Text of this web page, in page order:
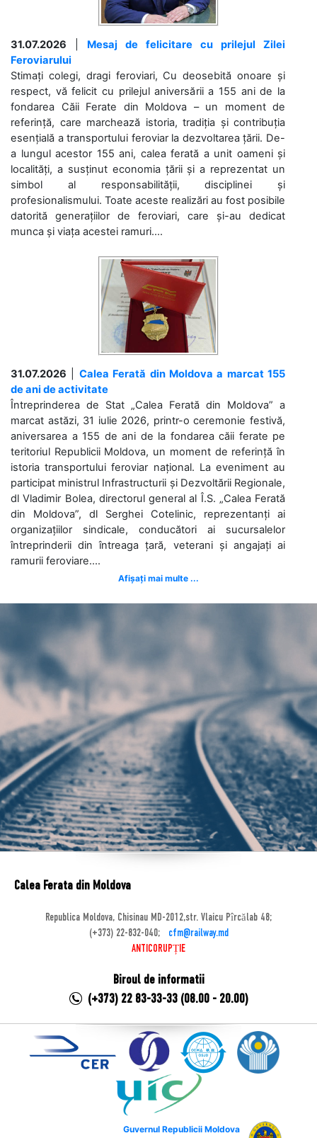
31.07.2026
Mesaj de felicitare cu prilejul Zilei
Feroviarului
Stimați colegi, dragi feroviari, Cu deosebită onoare și
respect, vă felicit cu prilejul aniversării a 155 ani de la
fondarea Căii Ferate din Moldova – un moment de
referință, care marchează istoria, tradiția și contribuția
esențială a transportului feroviar la dezvoltarea țării. De-
a lungul acestor 155 ani, calea ferată a unit oameni și
localități, a susținut economia țării și a reprezentat un
simbol al responsabilității, disciplinei și
profesionalismului. Toate aceste realizări au fost posibile
datorită generațiilor de feroviari, care și-au dedicat
munca și viața acestei ramuri....
31.07.2026
Calea Ferată din Moldova a marcat 155
de ani de activitate
Întreprinderea de Stat „Calea Ferată din Moldova” a
marcat astăzi, 31 iulie 2026, printr-o ceremonie festivă,
aniversarea a 155 de ani de la fondarea căii ferate pe
teritoriul Republicii Moldova, un moment de referință în
istoria transportului feroviar național. La eveniment au
participat ministrul Infrastructurii și Dezvoltării Regionale,
dl Vladimir Bolea, directorul general al Î.S. „Calea Ferată
din Moldova”, dl Serghei Cotelinic, reprezentanți ai
organizațiilor sindicale, conducători ai sucursalelor
întreprinderii din întreaga țară, veterani și angajați ai
ramurii feroviare....
Afișați mai multe ...
Calea Ferata din Moldova
Republica Moldova, Chisinau MD-2012,str. Vlaicu Pîrcălab 48;
(+373) 22-832-040;
cfm@railway.md
ANTICORUPȚIE
Biroul de informatii
(+373) 22 83-33-33 (08.00 - 20.00)
Guvernul Republicii Moldova